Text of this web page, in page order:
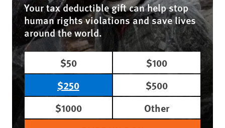
Your tax deductible gift can help stop
human rights violations and save lives
around the world.
$50
$100
$250
$500
$1000
Other